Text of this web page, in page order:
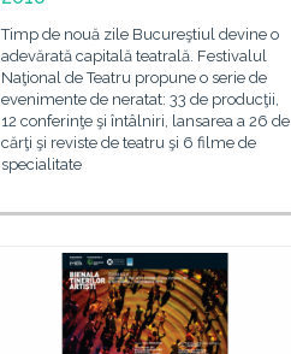
Timp de nouă zile Bucureştiul devine o
adevărată capitală teatrală. Festivalul
Naţional de Teatru propune o serie de
evenimente de neratat: 33 de producţii,
12 conferinţe şi întâlniri, lansarea a 26 de
cărţi şi reviste de teatru şi 6 filme de
specialitate